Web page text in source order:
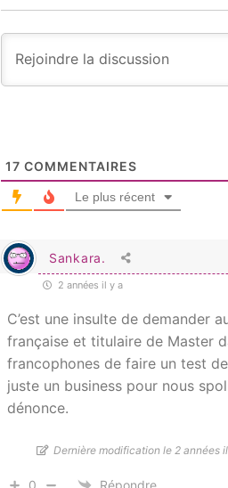
17 COMMENTAIRES
Le plus récent
Sankara.
2 années il y a
C’est une insulte de demander
française et titulaire de Master
francophones de faire un test
juste un business pour nous
dénonce.
Dernière modification le 2 années
0 Répondre